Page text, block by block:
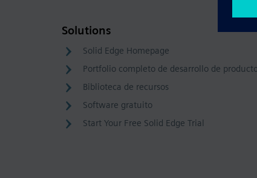
Solutions
Solid Edge Homepage
Portfolio completo de desarrollo de
Biblioteca de recursos
Software gratuito
Start Your Free Solid Edge Trial